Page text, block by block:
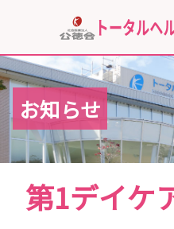
お知らせ
第1デイケ